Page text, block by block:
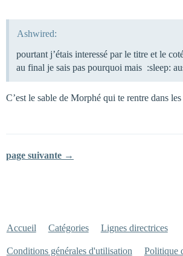
Ashwired:
pourtant j’étais interessé par le titre et le
au final je sais pas pourquoi mais :sleep:
C’est le sable de Morphé qui te rentre dans
page suivante →
Accueil Catégories Lignes directrices
Conditions générales d'utilisation Politique